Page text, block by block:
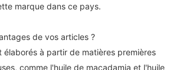
marque dans ce pays.
de vos articles ?
élaborés à partir de matières premières
comme l'huile de macadamia et l'huile